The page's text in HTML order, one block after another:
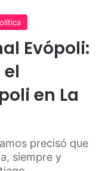
Evópoli:
en La
precisó que
siempre y